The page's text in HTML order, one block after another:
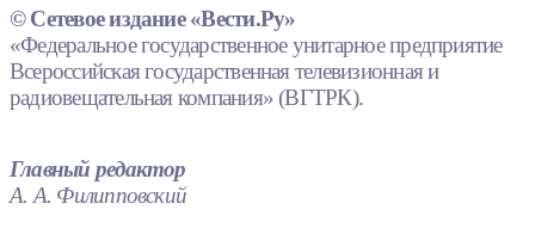
© Сетевое издание «Вести.Ру»
«Федеральное государственное унитарное предприятие
Всероссийская государственная телевизионная и
радиовещательная компания» (ВГТРК).
Главный редактор
А. А. Филипповский